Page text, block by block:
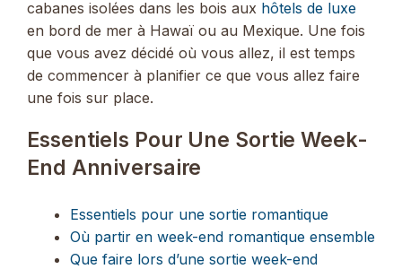
cabanes isolées dans les bois aux hôtels de luxe
en bord de mer à Hawaï ou au Mexique. Une fois
que vous avez décidé où vous allez, il est temps
de commencer à planifier ce que vous allez faire
une fois sur place.
Essentiels Pour Une Sortie Week-
End Anniversaire
Essentiels pour une sortie romantique
Où partir en week-end romantique ensemble
Que faire lors d’une sortie week-end